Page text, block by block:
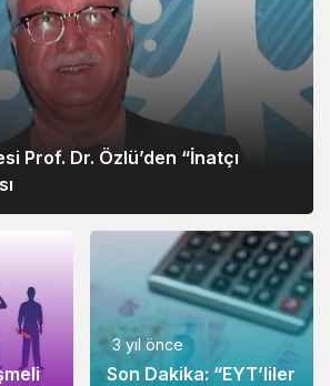
Prof. Dr. Özlü’den “İnatçı
3 yıl önce
Son Dakika: “EYT’liler